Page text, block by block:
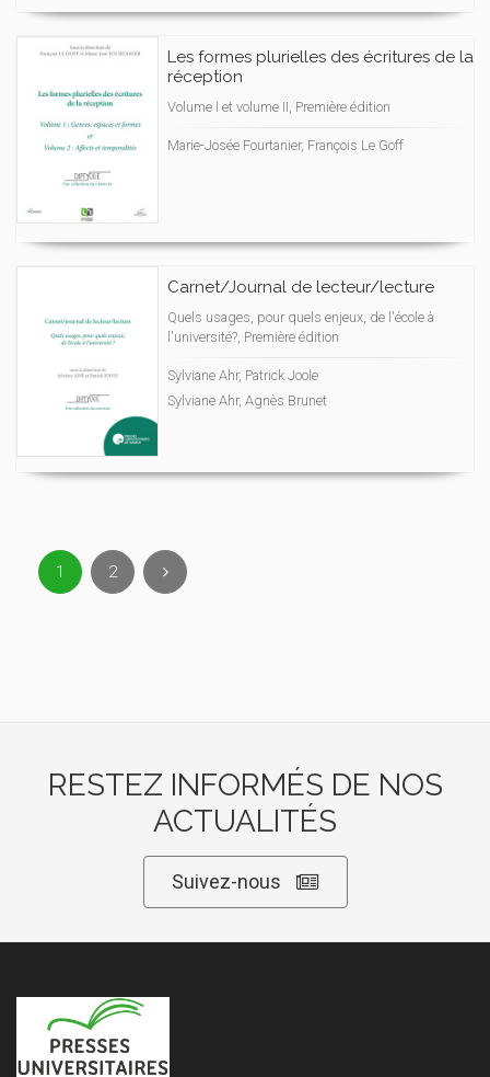
Les formes plurielles des écritures de la
réception
Volume I et volume II, Première édition
Marie-Josée Fourtanier, François Le Goff
Carnet/Journal de lecteur/lecture
Quels usages, pour quels enjeux, de l'école à
l'université?, Première édition
Sylviane Ahr, Patrick Joole
Sylviane Ahr, Agnès Brunet
1 2
RESTEZ INFORMÉS DE NOS
ACTUALITÉS
Suivez-nous